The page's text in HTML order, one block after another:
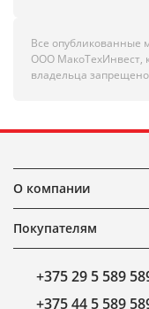
Все опубликованные
ООО МакоТехИнвест,
владельца
О компании
Покупателям
+375 29 5 589
+375 44 5 589